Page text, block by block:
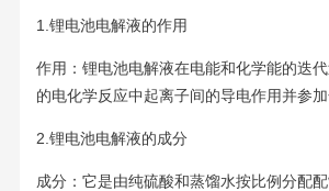
1.锂电池电解液的作用
作用：锂电池电解液在电能和化学能的迭
的电化学反应中起离子间的导电作用并参加
2.锂电池电解液的成分
成分：它是由纯硫酸和蒸馏水按比例分配